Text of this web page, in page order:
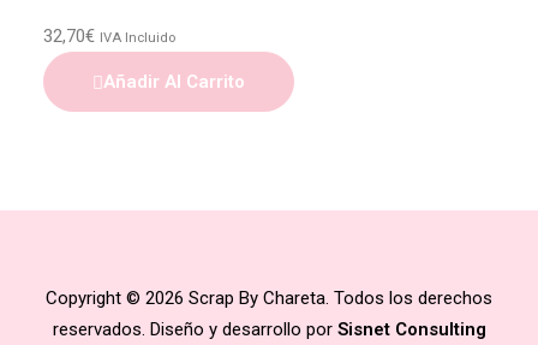
32,70€ IVA Incluido
Añadir Al Carrito
Copyright © 2026 Scrap By Chareta. Todos los derechos
reservados. Diseño y desarrollo por Sisnet Consulting